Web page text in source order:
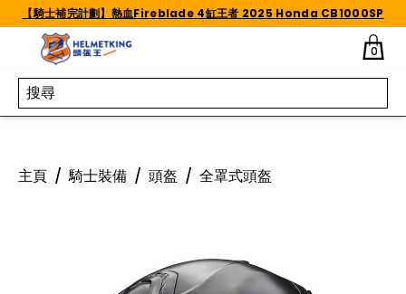
Skip to content
【騎士補完計劃】熱血Fireblade 4缸王者 2025 Honda CB1000SP
0
主頁 / 騎士裝備 / 頭盔 / 全罩式頭盔